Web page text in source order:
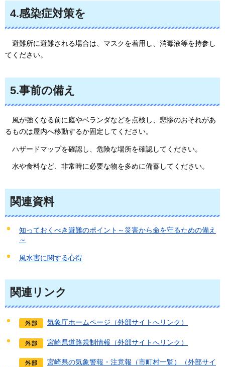
4.感染症対策を
避難所に避難される場合は、マスクを着用し、消毒液等を持参し
てください。
5.事前の備え
風が強くなる前に庭やベランダなどを点検し、悲惨のおそれがあ
るものは屋内へ移動するか固定してください。
ハザードマップを確認し、危険な場所を確認してください。
水や食料など、非常時に必要な物を多めに備蓄してください。
関連資料
知っておくべき避難のポイント～災害から命を守るための備え
～
風水害に関する心得
関連リンク
気象庁ホームページ（外部サイトへリンク）
宮崎県道路規制情報（外部サイトへリンク）
宮崎県の気象警報・注意報（市町村一覧）（外部サイ